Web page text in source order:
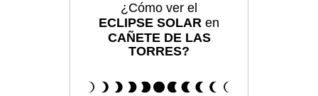
¿Cómo ver el
ECLIPSE SOLAR en
CAÑETE DE LAS
TORRES?